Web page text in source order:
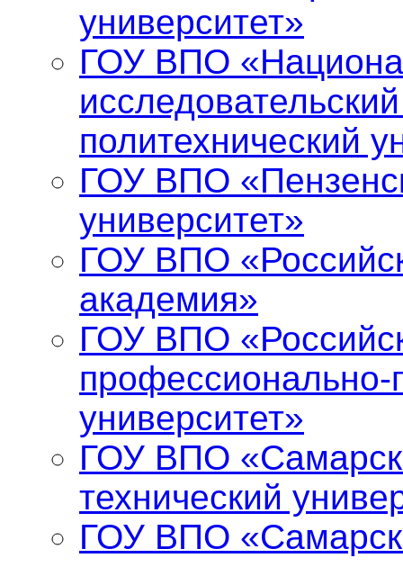
университет»
ГОУ ВПО
политехнический
ГОУ ВПО
университет»
ГОУ ВПО
академия»
ГОУ ВПО
профессионально-
университет»
ГОУ ВПО
технический
ГОУ ВПО